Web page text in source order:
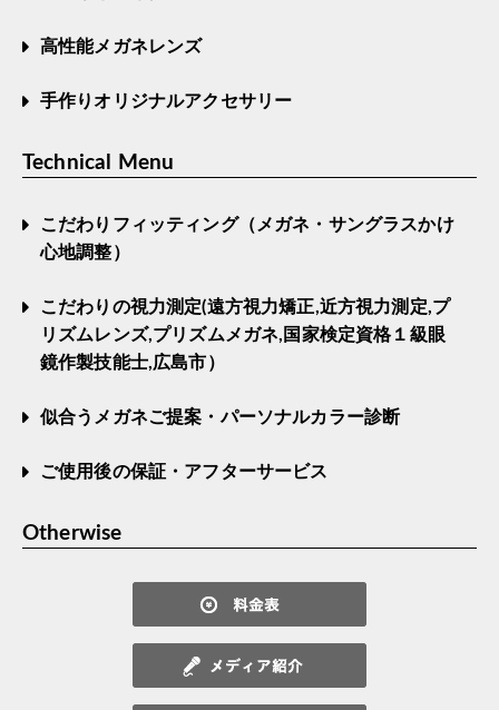
高性能メガネレンズ
手作りオリジナルアクセサリー
Technical Menu
こだわりフィッティング（メガネ・サングラスかけ
心地調整）
こだわりの視力測定(遠方視力矯正,近方視力測定,プ
リズムレンズ,プリズムメガネ,国家検定資格１級眼
鏡作製技能士,広島市）
似合うメガネご提案・パーソナルカラー診断
ご使用後の保証・アフターサービス
Otherwise